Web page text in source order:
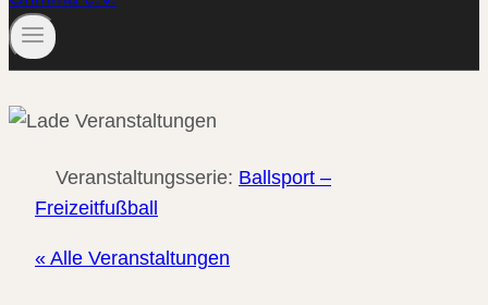
Veranstaltungsserie: Ballsport –
Freizeitfußball
« Alle Veranstaltungen